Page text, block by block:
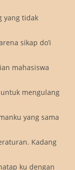
yang tidak
sikap do’i
mahasiswa
mengulang
yang sama
Kadang
ku dengan